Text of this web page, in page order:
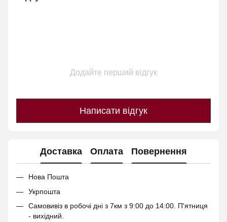
Додайте перший відгук
Написати відгук
Доставка Оплата Повернення
Нова Пошта
Укрпошта
Самовивіз в робочі дні з 7км з 9:00 до 14:00. П'ятниця
- вихідний.